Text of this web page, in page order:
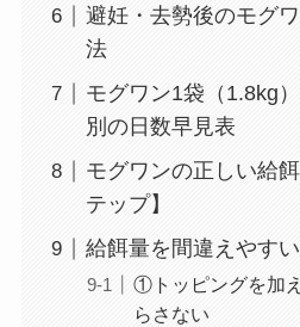
避妊・去勢後のモグ
法
モグワン1袋（1.8kg
別の日数早見表
モグワンの正しい給
テップ】
給餌量を間違えやす
①トッピングを加
らさない